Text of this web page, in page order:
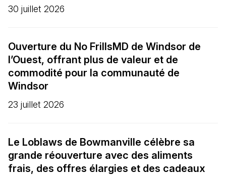
30 juillet 2026
Ouverture du No FrillsMD de Windsor de
l’Ouest, offrant plus de valeur et de
commodité pour la communauté de
Windsor
23 juillet 2026
Le Loblaws de Bowmanville célèbre sa
grande réouverture avec des aliments
frais, des offres élargies et des cadeaux